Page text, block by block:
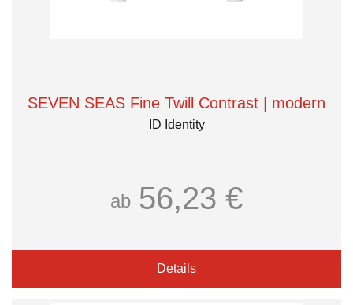
SEVEN SEAS Fine Twill Contrast | modern
ID Identity
ab 56,23 €
Details